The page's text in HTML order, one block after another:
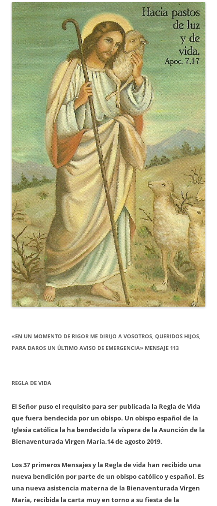
«EN UN MOMENTO DE RIGOR ME DIRIJO A VOSOTROS, QUERIDOS HIJOS,
PARA DAROS UN ÚLTIMO AVISO DE EMERGENCIA» MENSAJE 113
REGLA DE VIDA
El Señor puso el requisito para ser publicada la Regla de Vida
que fuera bendecida por un obispo. Un obispo español de la
Iglesia católica la ha bendecido la víspera de la Asunción de la
Bienaventurada Virgen María.14 de agosto 2019.
Los 37 primeros Mensajes y la Regla de vida han recibido una
nueva bendición por parte de un obispo católico y español. Es
una nueva asistencia materna de la Bienaventurada Virgen
María, recibida la carta muy en torno a su fiesta de la